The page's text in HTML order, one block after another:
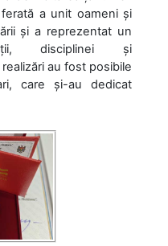
a unit oameni și
și a reprezentat un
disciplinei și
au fost posibile
care și-au dedicat